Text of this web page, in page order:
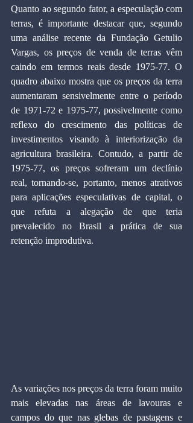
Quanto ao segundo fator, a especulação com
terras, é importante destacar que, segundo
uma análise recente da Fundação Getulio
Vargas, os preços de venda de terras vêm
caindo em termos reais desde 1975-77. O
quadro abaixo mostra que os preços da terra
aumentaram sensivelmente entre o período
de 1971-72 e 1975-77, possivelmente como
reflexo do crescimento das políticas de
investimentos visando à interiorização da
agricultura brasileira. Contudo, a partir de
1975-77, os preços sofreram um declínio
real, tornando-se, portanto, menos atrativos
para aplicações especulativas de capital, o
que refuta a alegação de que teria
prevalecido no Brasil a prática de sua
retenção improdutiva.
As variações nos preços da terra foram muito
mais elevadas nas áreas de lavouras e
campos do que nas glebas de pastagens e